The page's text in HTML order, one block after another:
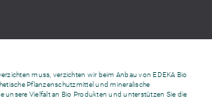
muss, verzichten wir beim Anbau von EDEKA Bio
Pflanzenschutzmittel und mineralische
unsere Vielfalt an Bio Produkten und unterstützen Sie die